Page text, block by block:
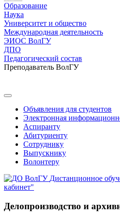
Образование
Наука
Университет и общество
Международная деятельность
ЭИОС ВолГУ
ДПО
Педагогический состав
Преподаватель ВолГУ
Объявления для студентов
Электронная
Аспиранту
Абитуриенту
Сотруднику
Выпускнику
Волонтеру
Дистанционное
кабинет"
Делопроизводство и